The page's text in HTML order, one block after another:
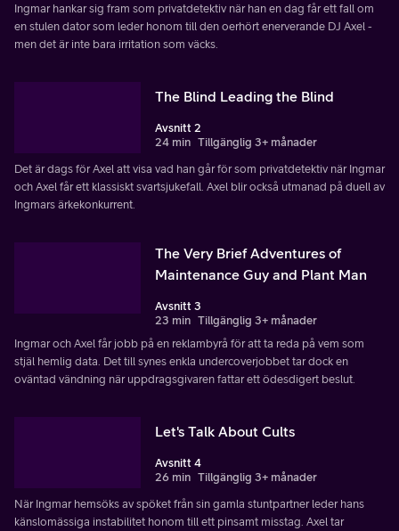
Ingmar hankar sig fram som privatdetektiv när han en dag får ett fall om
en stulen dator som leder honom till den oerhört enerverande DJ Axel -
men det är inte bara irritation som väcks.
The Blind Leading the Blind
Avsnitt 2
24 min Tillgänglig 3+ månader
Det är dags för Axel att visa vad han går för som privatdetektiv när Ingmar
och Axel får ett klassiskt svartsjukefall. Axel blir också utmanad på duell av
Ingmars ärkekonkurrent.
The Very Brief Adventures of
Maintenance Guy and Plant Man
Avsnitt 3
23 min Tillgänglig 3+ månader
Ingmar och Axel får jobb på en reklambyrå för att ta reda på vem som
stjäl hemlig data. Det till synes enkla undercoverjobbet tar dock en
oväntad vändning när uppdragsgivaren fattar ett ödesdigert beslut.
Let's Talk About Cults
Avsnitt 4
26 min Tillgänglig 3+ månader
När Ingmar hemsöks av spöket från sin gamla stuntpartner leder hans
känslomässiga instabilitet honom till ett pinsamt misstag. Axel tar